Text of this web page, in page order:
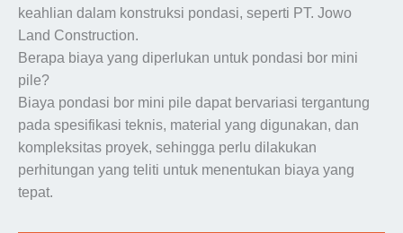
keahlian dalam konstruksi pondasi, seperti PT. Jowo
Land Construction.
Berapa biaya yang diperlukan untuk pondasi bor mini
pile?
Biaya pondasi bor mini pile dapat bervariasi tergantung
pada spesifikasi teknis, material yang digunakan, dan
kompleksitas proyek, sehingga perlu dilakukan
perhitungan yang teliti untuk menentukan biaya yang
tepat.